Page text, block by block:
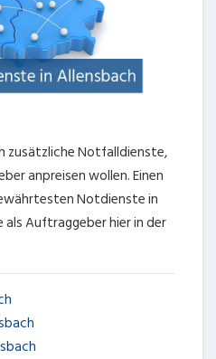
zusätzliche Notfalldienste,
anpreisen wollen. Einen
Notdienste in
Auftraggeber hier in der